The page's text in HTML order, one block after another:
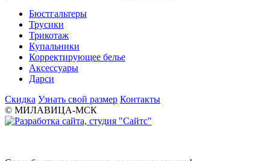
Бюстгальтеры
Трусики
Трикотаж
Купальники
Корректирующее белье
Аксессуары
Дарси
Скидка Узнать свой размер Контакты
© МИЛАВИЦА-МСК